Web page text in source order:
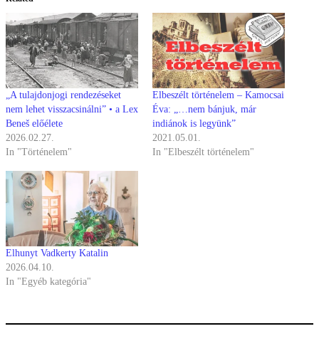
„A tulajdonjogi rendezéseket
nem lehet visszacsinálni” • a Lex
Beneš előélete
2026.02.27.
In "Történelem"
Elbeszélt történelem – Kamocsai
Éva: „…nem bánjuk, már
indiánok is legyünk”
2021.05.01.
In "Elbeszélt történelem"
Elhunyt Vadkerty Katalin
2026.04.10.
In "Egyéb kategória"